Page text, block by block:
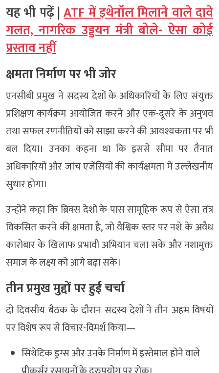
यह भी पढ़ें |ATF में इथेनॉल मिलाने वाले दावे
गलत, नागरिक उड्डयन मंत्री बोले- ऐसा कोई
प्रस्ताव नहीं
क्षमता निर्माण पर भी जोर
एनसीबी प्रमुख ने सदस्य देशों के अधिकारियों के लिए संयुक्त
प्रशिक्षण कार्यक्रम आयोजित करने और एक-दूसरे के अनुभव
तथा सफल रणनीतियों को साझा करने की आवश्यकता पर भी
बल दिया। उनका कहना था कि इससे सीमा पर तैनात
अधिकारियों और जांच एजेंसियों की कार्यक्षमता में उल्लेखनीय
सुधार होगा।
उन्होंने कहा कि ब्रिक्स देशों के पास सामूहिक रूप से ऐसा तंत्र
विकसित करने की क्षमता है, जो वैश्विक स्तर पर नशे के अवैध
कारोबार के खिलाफ प्रभावी अभियान चला सके और नशामुक्त
समाज के लक्ष्य को आगे बढ़ा सके।
तीन प्रमुख मुद्दों पर हुई चर्चा
दो दिवसीय बैठक के दौरान सदस्य देशों ने तीन अहम विषयों
पर विशेष रूप से विचार-विमर्श किया—
सिंथेटिक ड्रग्स और उनके निर्माण में इस्तेमाल होने वाले